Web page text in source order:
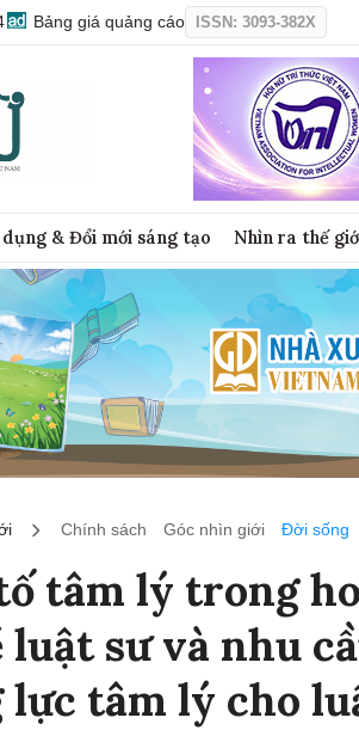
Bảng giá quảng cáo ISSN: 3093-382X
& Đổi mới sáng tạo Nhìn ra thế
Chính sách Góc nhìn giới Đời sống
tâm lý trong
luật sư và nhu
lực tâm lý cho